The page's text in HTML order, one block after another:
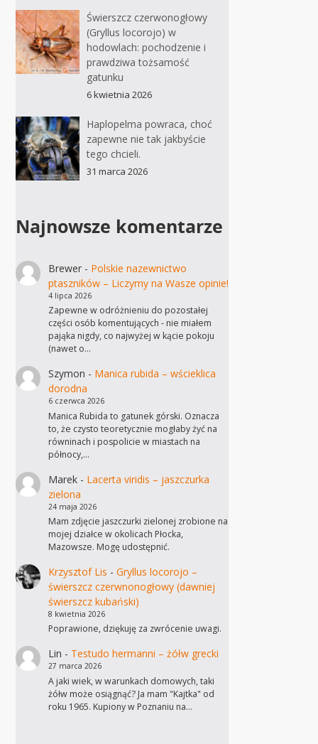
Świerszcz czerwonogłowy
(Gryllus locorojo) w
hodowlach: pochodzenie i
prawdziwa tożsamość
gatunku
6 kwietnia 2026
Haplopelma powraca, choć
zapewne nie tak jakbyście
tego chcieli.
31 marca 2026
Najnowsze komentarze
Brewer- Polskie nazewnictwo
ptaszników – Liczymy na Wasze opinie!
4 lipca 2026
Zapewne w odróżnieniu do pozostałej
części osób komentujących - nie miałem
pająka nigdy, co najwyżej w kącie pokoju
(nawet o…
Szymon - Manica rubida – wścieklica
dorodna
6 czerwca 2026
Manica Rubida to gatunek górski. Oznacza
to, że czysto teoretycznie mogłaby żyć na
równinach i pospolicie w miastach na
północy,…
Marek- Lacerta viridis – jaszczurka
zielona
24 maja 2026
Mam zdjęcie jaszczurki zielonej zrobione na
mojej działce w okolicach Płocka,
Mazowsze. Mogę udostępnić.
Krzysztof Lis - Gryllus locorojo –
świerszcz czerwnonogłowy (dawniej
świerszcz kubański)
8 kwietnia 2026
Poprawione, dziękuję za zwrócenie uwagi.
Lin - Testudo hermanni – żółw grecki
27 marca 2026
A jaki wiek, w warunkach domowych, taki
żółw może osiągnąć? Ja mam "Kajtka" od
roku 1965. Kupiony w Poznaniu na…